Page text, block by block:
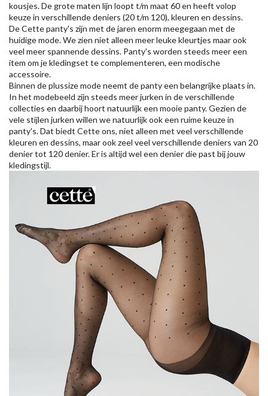
kousjes. De grote maten lijn loopt t/m maat 60 en heeft volop
keuze in verschillende deniers (20 t/m 120), kleuren en dessins.
De Cette panty's zijn met de jaren enorm meegegaan met de
huidige mode. We zien niet alleen meer leuke kleurtjes maar ook
veel meer spannende dessins. Panty's worden steeds meer een
item om je kledingset te complementeren, een modische
accessoire.
Binnen de plussize mode neemt de panty een belangrijke plaats in.
In het modebeeld zijn steeds meer jurken in de verschillende
collecties en daarbij hoort natuurlijk een mooie panty. Gezien de
vele stijlen jurken willen we natuurlijk ook een ruime keuze in
panty's. Dat biedt Cette ons, niet alleen met veel verschillende
kleuren en dessins, maar ook zeel veel verschillende deniers van 20
denier tot 120 denier. Er is altijd wel een denier die past bij jouw
kledingstijl.